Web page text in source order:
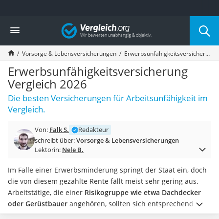
Die beliebtesten Vergleiche nach Kategorie
Finanzen
Silbermünze
Hardware-Wallet
Wohnmobilversicherung
E-Scooter-Versicherung
Münzkapseln
Spardose mit Zählwerk
Wohnwagenversicherung
Oldtimer-Versicherung
Goldbarren 1 g
Pferde-OP-Versicherung
Geräteversicherung
Brillenversicherung
Kinderkonto
Krypto-Wallet
Hundekrankenversicherung
Vergleich
Vorsorge & Lebensversicherungen Erwerbsunfähigkeitsversicherung Vergleich 2026
Erwerbsunfähigkeitsversicherung
Vergleich 2026
Die besten Versicherungen für Arbeitsunfähigkeit im
Vergleich.
Von: Falk S.
Redakteur
schreibt über:Vorsorge & Lebensversicherungen
Lektorin: Nele B.
Im Falle einer Erwerbsminderung springt der Staat ein, doch
die von diesem gezahlte Rente fällt meist sehr gering aus.
Arbeitstätige, die einer Risikogruppe wie etwa Dachdecker
oder Gerüstbauer angehören, sollten sich entsprechend
privat absichern. AuchSelbstständige und Künstlerkönnen